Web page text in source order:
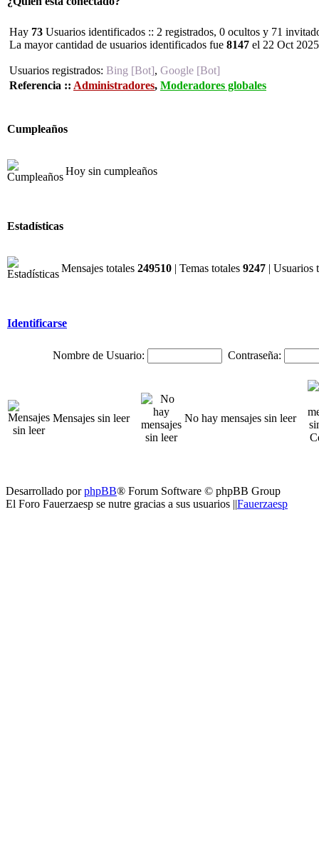
Hay 73 Usuarios identificados :: 2 registrados, 0 ocultos y 71
La mayor cantidad de usuarios identificados fue 8147 el 22 Oct
Usuarios registrados: Bing [Bot], Google [Bot]
Referencia :: Administradores, Moderadores globales
Cumpleaños
Hoy sin cumpleaños
Estadísticas
Mensajes totales 249510 | Temas totales 9247 | Usuarios
Identificarse
Nombre de Usuario: Contraseña:
Mensajes sin leer No hay mensajes sin leer
Desarrollado porphpBB® Forum Software © phpBB Group
El Foro Fauerzaesp se nutre gracias a sus usuarios ||Fauerzaesp